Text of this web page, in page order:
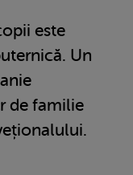
este
Un
de familie